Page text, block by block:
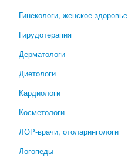
Гинекологи, женское здоровье
Гирудотерапия
Дерматологи
Диетологи
Кардиологи
Косметологи
ЛОР-врачи, отоларингологи
Логопеды